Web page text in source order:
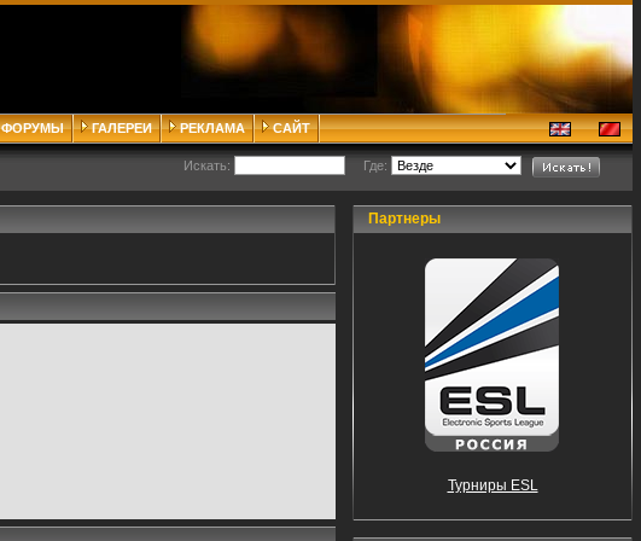
ФОРУМЫ ГАЛЕРЕИ РЕКЛАМА САЙТ
Искать: Где:
Партнеры
Турниры ESL